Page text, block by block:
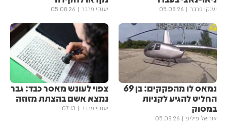
יענקי פרבר 05.08.26 יענקי פרבר 05.08.26
נמאס לו מהפקקים: בן 69
החליט להגיע לקניות
במסוק
אוריאל פיליפ 05.08.26
צפוי לעונש מאסר כבד: גבר
נמצא אשם בהצתת מזוזה
יענקי פרבר 07:13